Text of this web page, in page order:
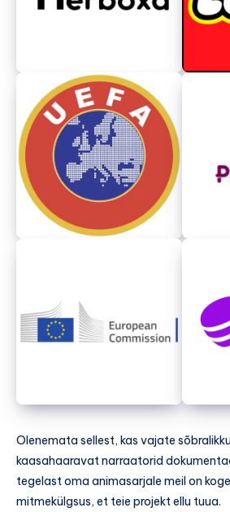
Olenemata sellest, kas vajate
kaasahaaravat narraatorid
tegelast oma animasarjale meil on
mitmekülgsus, et teie projekt ellu tuua.